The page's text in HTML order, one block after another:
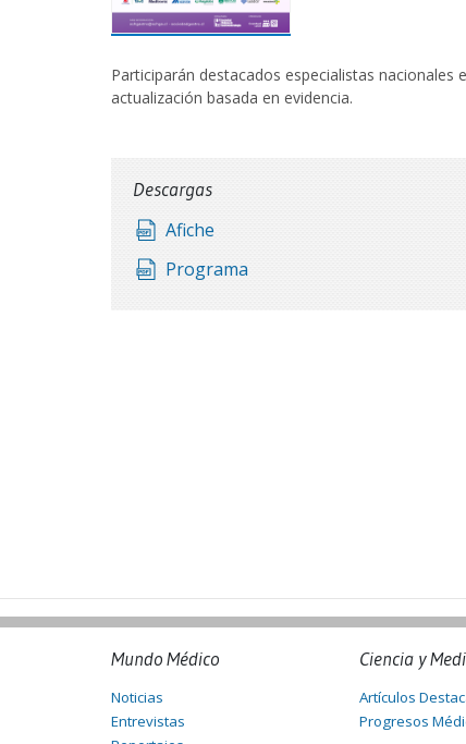
Participarán destacados especialistas nacionales
actualización basada en evidencia.
Descargas
Afiche
Programa
Mundo Médico
Noticias
Entrevistas
Ciencia y
Artículos
Progresos